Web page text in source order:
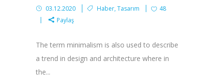
03.12.2020 Haber,Tasarım
48
Paylaş
The term minimalism is also used to describe
a trend in design and architecture where in
the...